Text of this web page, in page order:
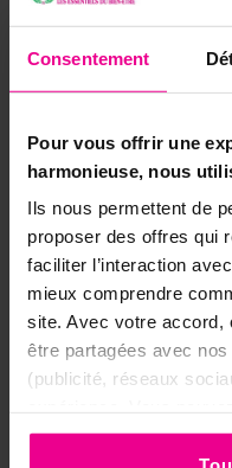
Consentement
Pour vous offrir une
harmonieuse, nous
Ils nous permettent de
proposer des offres qui
faciliter l’interaction
mieux comprendre
site. Avec votre accord,
être partagées avec
(publicité, réseaux
ou de les refuser.
porte pour
protégé,
négatives
▸ Placésous
suivant un rituel
consolider le
le champ
▸
Utilisé lors d'une
après un soin
entre les
protection
Consacrer son